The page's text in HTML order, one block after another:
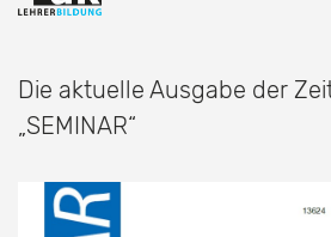
Die aktuelle Ausgabe der
„SEMINAR“